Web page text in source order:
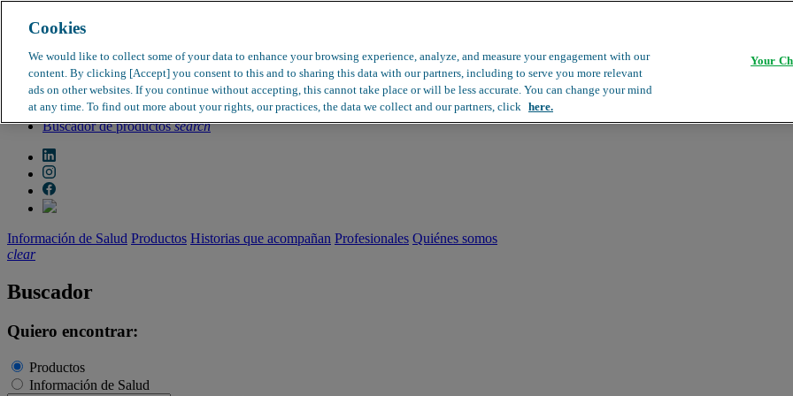
search clear
Dirección médica
Farmacovigilancia
Objeción de calidad
Buscador de productossearch
Información de Salud Productos Historias que acompañan Profesionales Quiénes somos
clear
Buscador
Quiero encontrar:
Productos
Información de Salud
Cookies
We would like to collect some of your data to enhance your browsing experience, analyze, and measure your engagement with our
content. By clicking [Accept] you consent to this and to sharing this data with our partners, including to serve you more relevant
ads on other websites. If you continue without accepting, this cannot take place or will be less accurate. You can change your mind
at any time. To find out more about your rights, our practices, the data we collect and our partners, click here.
Your